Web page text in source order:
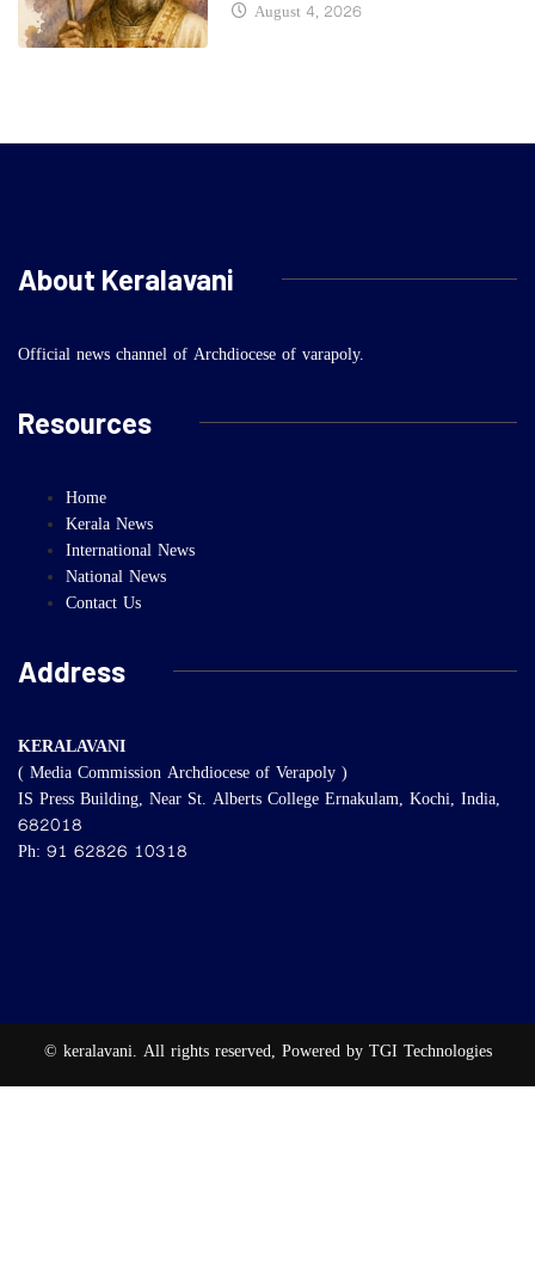
August 4, 2026
About Keralavani
Official news channel of Archdiocese of varapoly.
Resources
Home
Kerala News
International News
National News
Contact Us
Address
KERALAVANI
( Media Commission Archdiocese of Verapoly )
IS Press Building, Near St. Alberts College Ernakulam, Kochi, India,
682018
Ph: 91 62826 10318
© keralavani. All rights reserved, Powered by TGI Technologies